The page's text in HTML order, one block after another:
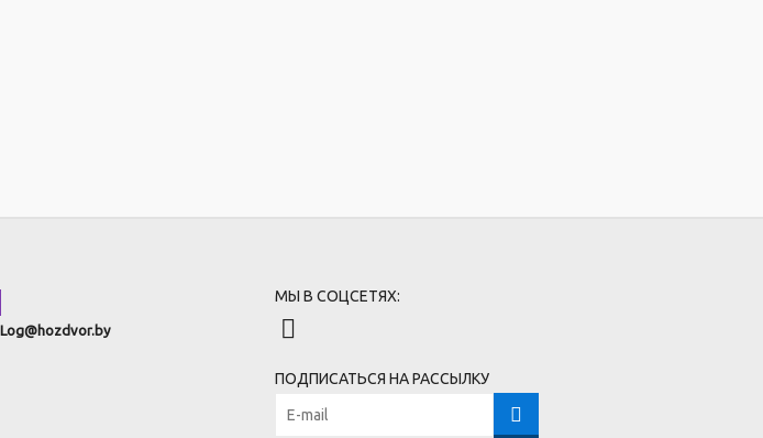
Log@hozdvor.by
МЫ В СОЦСЕТЯХ:
ПОДПИСАТЬСЯ НА РАССЫЛКУ